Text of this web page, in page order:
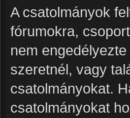
A csatolmányok
fórumokra,
nem
szeretnél, vagy
csatolmányokat.
csatolmányokat